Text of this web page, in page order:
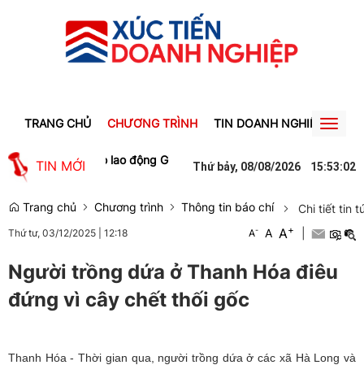
TRANG CHỦ CHƯƠNG TRÌNH TIN DOANH NGHIỆP Toggle
TIN MỚI
việc làm cho lao động Gia Lai Người phụ nữ ở Hưng Yên suýt
Thứ bảy, 08/08/2026 15:53:03
Trang chủ Chương trình Thông tin báo chí Chi tiết tin
Thứ tư, 03/12/2025 12:18 A- A A+
Người trồng dứa ở Thanh Hóa điêu
đứng vì cây chết thối gốc
Thanh Hóa - Thời gian qua, người trồng dứa ở các xã Hà Long và